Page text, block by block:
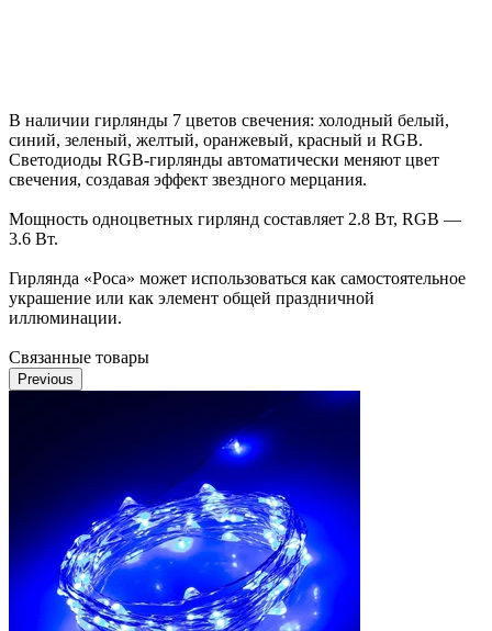
В наличии гирлянды 7 цветов свечения: холодный белый,
синий, зеленый, желтый, оранжевый, красный и RGB.
Светодиоды RGB-гирлянды автоматически меняют цвет
свечения, создавая эффект звездного мерцания.
Мощность одноцветных гирлянд составляет 2.8 Вт, RGB —
3.6 Вт.
Гирлянда «Роса» может использоваться как самостоятельное
украшение или как элемент общей праздничной
иллюминации.
Связанные товары
Previous